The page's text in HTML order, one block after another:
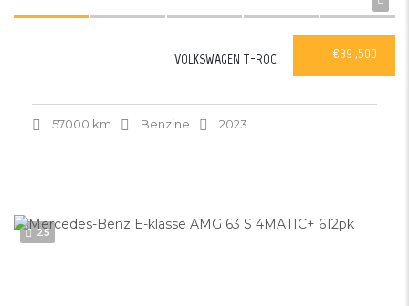
€39 ,500
VOLKSWAGEN T-ROC
57000 km Benzine 2023
25